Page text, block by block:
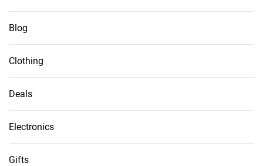
Blog
Clothing
Deals
Electronics
Gifts